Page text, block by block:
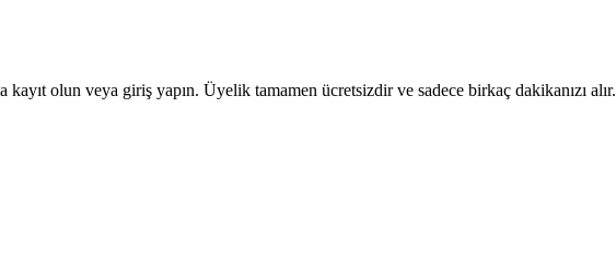
olun veya giriş yapın. Üyelik tamamen ücretsizdir ve sadece birkaç dakikanızı alır.